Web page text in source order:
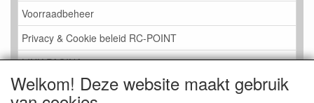
Voorraadbeheer
Privacy & Cookie beleid RC-POINT
LINK PAGINA
Gastenboek RC-POINT
Welkom! Deze website maakt gebruik